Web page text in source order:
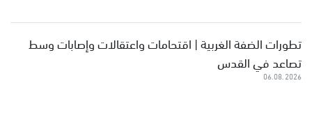
تطورات الضفة الغربية | اقتحامات واعتقالات وإصابات وسط
تصاعد في القدس
06.08.2026